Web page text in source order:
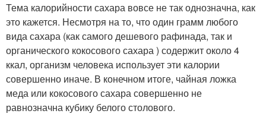
Тема калорийности сахара вовсе не так однозначна, как
это кажется. Несмотря на то, что один грамм любого
вида сахара (как самого дешевого рафинада, так и
органического кокосового сахара ) содержит около 4
ккал, организм человека использует эти калории
совершенно иначе. В конечном итоге, чайная ложка
меда или кокосового сахара совершенно не
равнозначна кубику белого столового.